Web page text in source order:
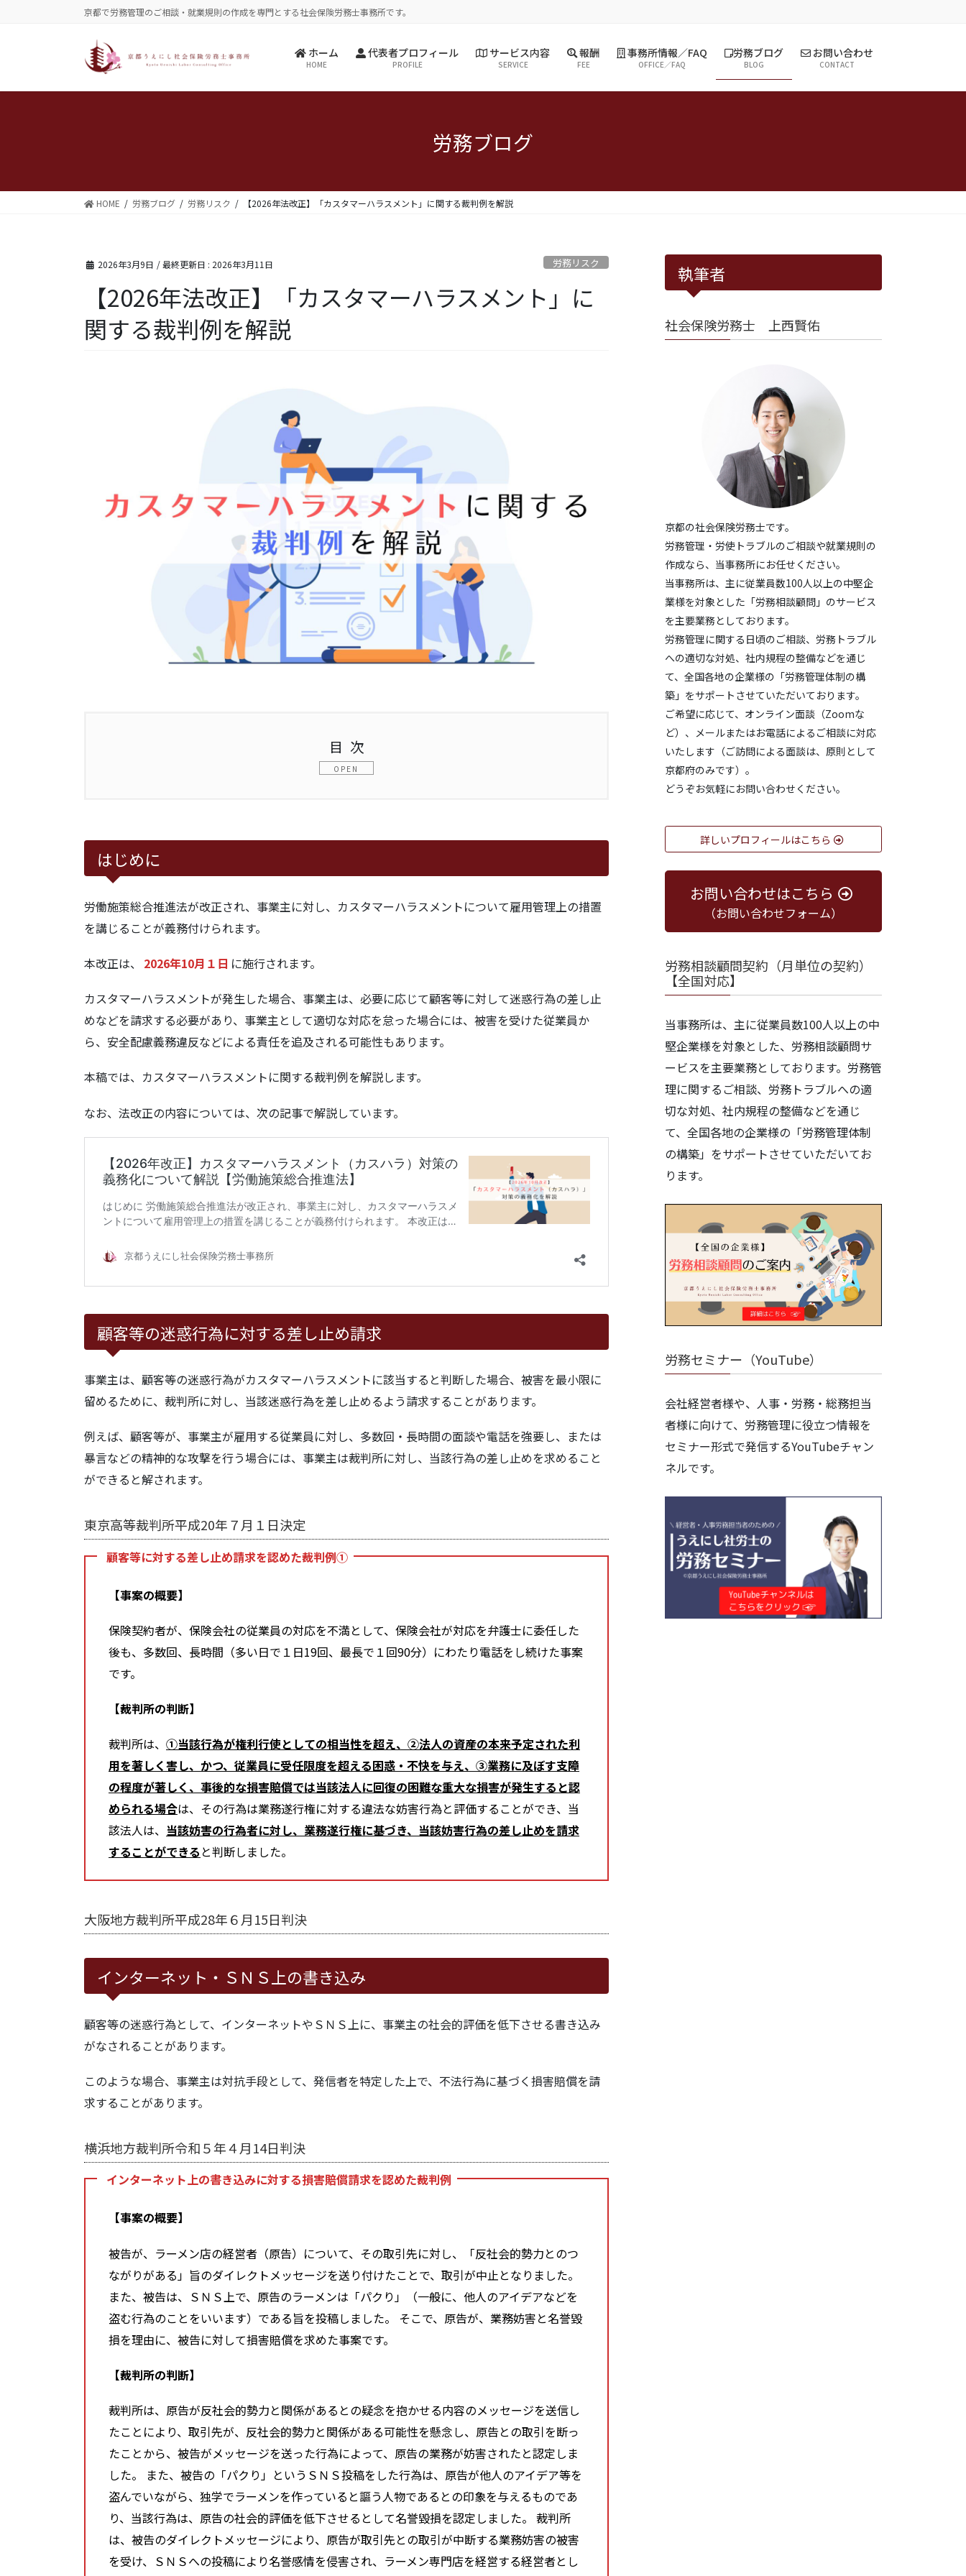
に
ョ
京都で労務管理のご相談・就業規則の作成を専門とする社会保険労務士事務所です。
ホーム
HOME
代表者プロフィール
PROFILE
サービス内容
SERVICE
報酬
FEE
事務所情報／FAQ
OFFICE／FAQ
労務ブログ
BLOG
お問い合わせ
CONTACT
労務ブログ
HOME 労務ブログ 労務リスク 【2026年法改正】「カスタマーハラスメント」に関する裁判例を解説
2026年3月9日 / 最終更新日 : 2026年3月11日 労務リスク
【2026年法改正】「カスタマーハラスメント」に
関する裁判例を解説
目次
2.1.1.
2.1.2.大阪地方裁判所平成28年６月15日判決
3.1.2.東京地方裁判所令和３年２月25日判決
4.1.2.東京地方裁判所令和元年11月29日判決
4.1.3.東京地方裁判所令和４年１月12日判決
5. 従業員に対する安全配慮義務が問題となった事案
5.1.1. 甲府地方裁判所平成30年11月13日判決
5.1.2.東京地方裁判所平成30年11月２日判決
5.1.3.東京高等裁判所令和４年11月22日判決
はじめに
労働施策総合推進法が改正され、事業主に対し、カスタマーハラスメントについて雇用管理上の措置
を講じることが義務付けられます。
本改正は、 2026年10月１日 に施行されます。
カスタマーハラスメントが発生した場合、事業主は、必要に応じて顧客等に対して迷惑行為の差し止
めなどを請求する必要があり、事業主として適切な対応を怠った場合には、被害を受けた従業員か
ら、安全配慮義務違反などによる責任を追及される可能性もあります。
本稿では、カスタマーハラスメントに関する裁判例を解説します。
なお、法改正の内容については、次の記事で解説しています。
顧客等の迷惑行為に対する差し止め請求
事業主は、顧客等の迷惑行為がカスタマーハラスメントに該当すると判断した場合、被害を最小限に
留めるために、裁判所に対し、当該迷惑行為を差し止めるよう請求することがあります。
例えば、顧客等が、事業主が雇用する従業員に対し、多数回・長時間の面談や電話を強要し、または
暴言などの精神的な攻撃を行う場合には、事業主は裁判所に対し、当該行為の差し止めを求めること
ができると解されます。
東京高等裁判所平成20年７月１日決定
顧客等に対する差し止め請求を認めた裁判例①
【事案の概要】
保険契約者が、保険会社の従業員の対応を不満として、保険会社が対応を弁護士に委任した
後も、多数回、長時間（多い日で１日19回、最長で１回90分）にわたり電話をし続けた事案
です。
【裁判所の判断】
裁判所は、 ①当該行為が権利行使としての相当性を超え、②法人の資産の本来予定された利
用を著しく害し、かつ、従業員に受任限度を超える困惑・不快を与え、③業務に及ぼす支障
の程度が著しく、事後的な損害賠償では当該法人に回復の困難な重大な損害が発生すると認
められる場合は、その行為は業務遂行権に対する違法な妨害行為と評価することができ、当
該法人は、 当該妨害の行為者に対し、業務遂行権に基づき、当該妨害行為の差し止めを請求
することができる と判断しました。
大阪地方裁判所平成28年６月15日判決
インターネット・ＳＮＳ上の書き込み
顧客等の迷惑行為として、インターネットやＳＮＳ上に、事業主の社会的評価を低下させる書き込み
がなされることがあります。
このような場合、事業主は対抗手段として、発信者を特定した上で、不法行為に基づく損害賠償を請
求することがあります。
横浜地方裁判所令和５年４月14日判決
インターネット上の書き込みに対する損害賠償請求を認めた裁判例
【事案の概要】
被告が、ラーメン店の経営者（原告）について、その取引先に対し、「反社会的勢力とのつ
ながりがある」旨のダイレクトメッセージを送り付けたことで、取引が中止となりました。
また、被告は、ＳＮＳ上で、原告のラーメンは「パクり」（一般に、他人のアイデアなどを
盗む行為のことをいいます）である旨を投稿しました。 そこで、原告が、業務妨害と名誉毀
損を理由に、被告に対して損害賠償を求めた事案です。
【裁判所の判断】
裁判所は、原告が反社会的勢力と関係があるとの疑念を抱かせる内容のメッセージを送信し
たことにより、取引先が、反社会的勢力と関係がある可能性を懸念し、原告との取引を断っ
たことから、被告がメッセージを送った行為によって、原告の業務が妨害されたと認定しま
した。 また、被告の「パクり」というＳＮＳ投稿をした行為は、原告が他人のアイデア等を
盗んでいながら、独学でラーメンを作っていると謳う人物であるとの印象を与えるものであ
り、当該行為は、原告の社会的評価を低下させるとして名誉毀損を認定しました。 裁判所
は、被告のダイレクトメッセージにより、原告が取引先との取引が中断する業務妨害の被害
を受け、ＳＮＳへの投稿により名誉感情を侵害され、ラーメン専門店を経営する経営者とし
執筆者
社会保険労務士 上西賢佑
京都の社会保険労務士です。
労務管理・労使トラブルのご相談や就業規則の
作成なら、当事務所にお任せください。
当事務所は、主に従業員数100人以上の中堅企
業様を対象とした「労務相談顧問」のサービス
を主要業務としております。
労務管理に関する日頃のご相談、労務トラブル
への適切な対処、社内規程の整備などを通じ
て、全国各地の企業様の「労務管理体制の構
築」をサポートさせていただいております。
ご希望に応じて、オンライン面談（Zoomな
ど）、メールまたはお電話によるご相談に対応
いたします（ご訪問による面談は、原則として
京都府のみです）。
どうぞお気軽にお問い合わせください。
詳しいプロフィールはこちら
お問い合わせはこちら
（お問い合わせフォーム）
労務相談顧問契約（月単位の契約）
【全国対応】
当事務所は、主に従業員数100人以上の中
堅企業様を対象とした、労務相談顧問サ
ービスを主要業務としております。労務管
理に関するご相談、労務トラブルへの適
切な対処、社内規程の整備などを通じ
て、全国各地の企業様の「労務管理体制
の構築」をサポートさせていただいてお
ります。
労務セミナー（YouTube）
会社経営者様や、人事・労務・総務担当
者様に向けて、労務管理に役立つ情報を
セミナー形式で発信するYouTubeチャン
ネルです。